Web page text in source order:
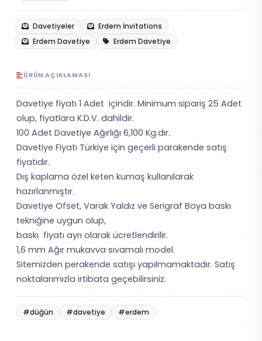
Davetiyeler
Erdem İnvitations
Erdem Davetiye
Erdem Davetiye
ÜRÜN AÇIKLAMASI
Davetiye fiyatı 1 Adet içindir. Minimum sipariş 25 Adet
olup, fiyatlara K.D.V. dahildir.
100 Adet Davetiye Ağırlığı 6,100 Kg.dır.
Davetiye Fiyatı Türkiye için geçerli parakende satış
fiyatıdır.
Dış kaplama özel keten kumaş kullanılarak
hazırlanmıştır.
Davetiye Ofset, Varak Yaldız ve Serigraf Boya baskı
tekniğine uygun olup,
baskı fiyatı ayrı olarak ücretlendirilir.
1,6 mm Ağır mukavva sıvamalı model.
Sitemizden perakende satışı yapılmamaktadır. Satış
noktalarımızla irtibata geçebilirsiniz.
#düğün #davetiye #erdem